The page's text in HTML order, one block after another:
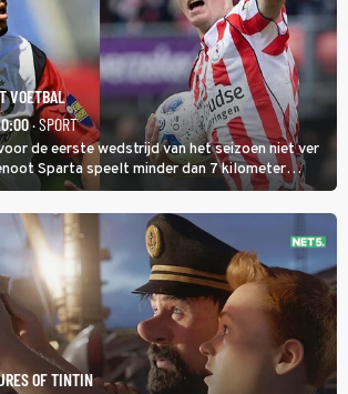
VOETBAL
· SPORT
de eerste wedstrijd van het seizoen niet ver
Sparta speelt minder dan 7 kilometer
trok de Spaanse spits Nacho Ferri aan van
OF TINTIN